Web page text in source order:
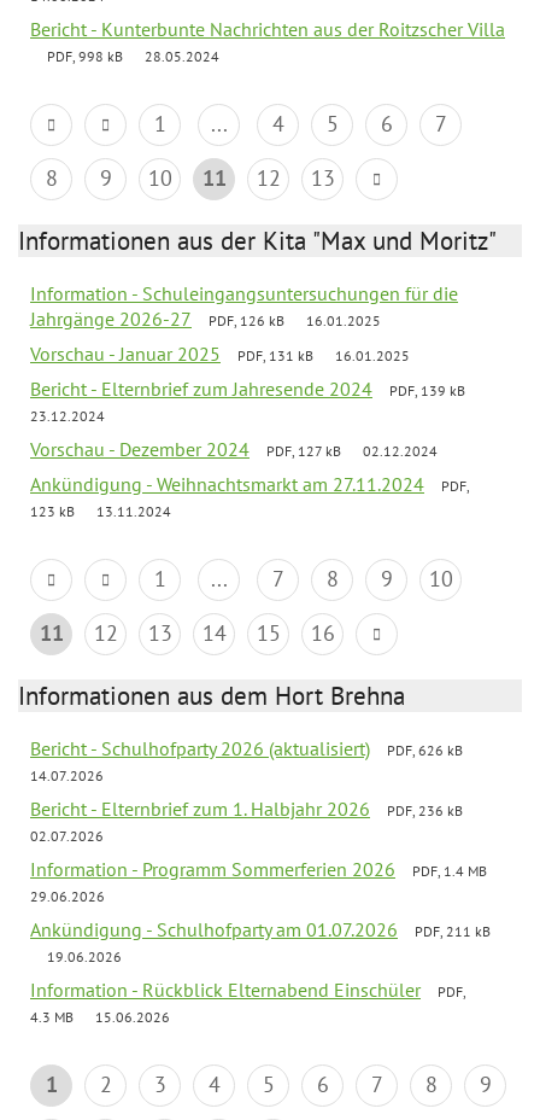
Bericht - Kunterbunte Nachrichten aus der Roitzscher Villa
PDF, 998 kB 28.05.2024
1 ... 4 5 6
7
8
9 10 11 12 13
Informationen aus der Kita "Max und Moritz"
Information - Schuleingangsuntersuchungen für die
Jahrgänge 2026-27
PDF, 126 kB 16.01.2025
Vorschau - Januar 2025 PDF, 131 kB 16.01.2025
Bericht - Elternbrief zum Jahresende 2024
PDF, 139 kB
23.12.2024
Vorschau - Dezember 2024 PDF, 127 kB 02.12.2024
Ankündigung - Weihnachtsmarkt am 27.11.2024
PDF,
123 kB
13.11.2024
1 ... 7 8 9
10
11
12 13 14 15 16
Informationen aus dem Hort Brehna
Bericht - Schulhofparty 2026 (aktualisiert)
PDF, 626 kB
14.07.2026
Bericht - Elternbrief zum 1. Halbjahr 2026
PDF, 236 kB
02.07.2026
Information - Programm Sommerferien 2026
PDF, 1.4 MB
29.06.2026
Ankündigung - Schulhofparty am 01.07.2026
PDF, 211 kB
19.06.2026
Information - Rückblick Elternabend Einschüler
PDF,
4.3 MB
15.06.2026
1 2 3 4 5 6 7 8
9